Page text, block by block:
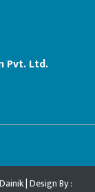
Pvt. Ltd.
| Design By :